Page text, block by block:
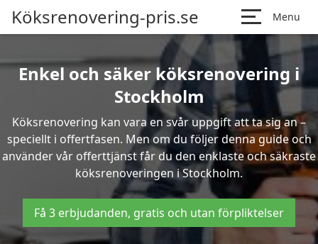
Köksrenovering-pris.se Menu
Enkel och säker köksrenovering i
Stockholm
Köksrenovering kan vara en svår uppgift att ta sig an –
speciellt i offertfasen. Men om du följer denna guide och
använder vår offerttjänst får du den enklaste och säkraste
köksrenoveringen i Stockholm.
Få 3 erbjudanden, gratis och utan förpliktelser